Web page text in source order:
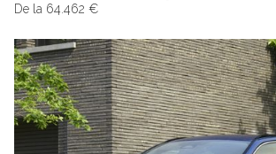
De la 64.462 €